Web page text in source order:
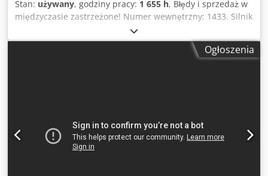
Stan: używany, godziny pracy: 1 655 h, Błędy i sprzedaż w
międzyczasie zastrzeżone! Numer wewnętrzny: 1433. Silnik
PERKINS. Pojazd nie był poddawany renowacji! Dostawa na
terenie całego kraju możliwa za dodatkową opłatą. Błędy i
sprzedaż w międzyczasie zastrzeżone. Z przyjemnością
Ogłoszenia